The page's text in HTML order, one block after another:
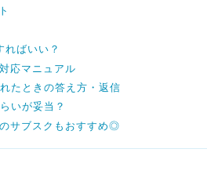
ればいい？
応マニュアル
たときの答え方・返信
いが妥当？
サブスクもおすすめ◎